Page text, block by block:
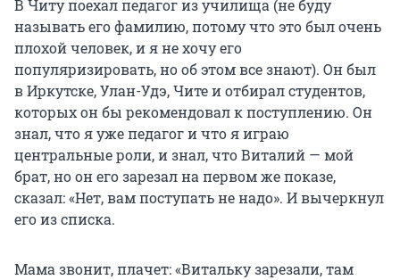
В Читу поехал педагог из училища (не буду
называть его фамилию, потому что это был очень
плохой человек, и я не хочу его
популяризировать, но об этом все знают). Он был
в Иркутске, Улан-Удэ, Чите и отбирал студентов,
которых он бы рекомендовал к поступлению. Он
знал, что я уже педагог и что я играю
центральные роли, и знал, что Виталий — мой
брат, но он его зарезал на первом же показе,
сказал: «Нет, вам поступать не надо». И вычеркнул
его из списка.
Мама звонит, плачет: «Витальку зарезали, там